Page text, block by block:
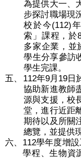
為提供大一、
步探討職場現
校於今(112)
索」課程，於
多家企業，並
學生分享參訪
學生完課。
五、
112年9月 19 日
協助新進教師
源與支援，校
堂，進行近距
期待以及所關
總覽，並提供
六、 112學年度增
學程、生物資